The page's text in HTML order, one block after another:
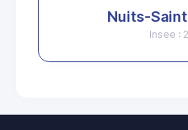
Nuits-
Insee :